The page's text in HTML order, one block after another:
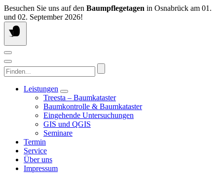
Springen
Sie
zum
Inhalt
Besuchen Sie uns auf den Baumpflegetagen in Osnabrück am 01.
und 02. September 2026!
Finden...
Leistungen
Treesta – Baumkataster
Baumkontrolle & Baumkataster
Eingehende Untersuchungen
GIS und QGIS
Seminare
Termin
Service
Über uns
Impressum